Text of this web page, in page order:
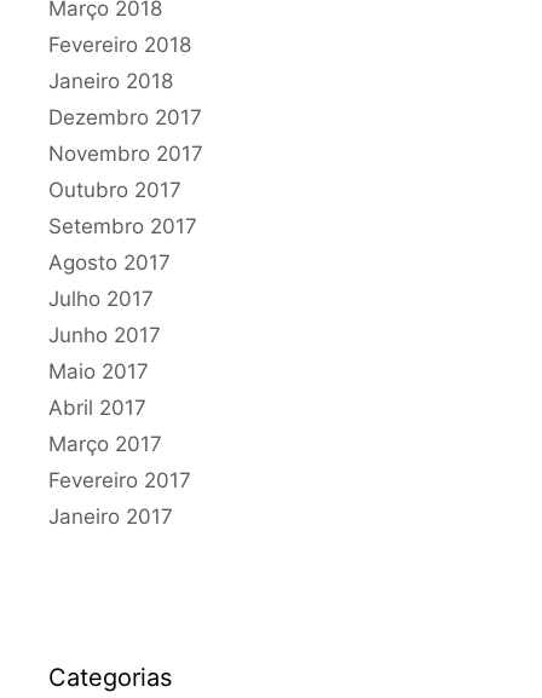
Março 2018
Fevereiro 2018
Janeiro 2018
Dezembro 2017
Novembro 2017
Outubro 2017
Setembro 2017
Agosto 2017
Julho 2017
Junho 2017
Maio 2017
Abril 2017
Março 2017
Fevereiro 2017
Janeiro 2017
Categorias